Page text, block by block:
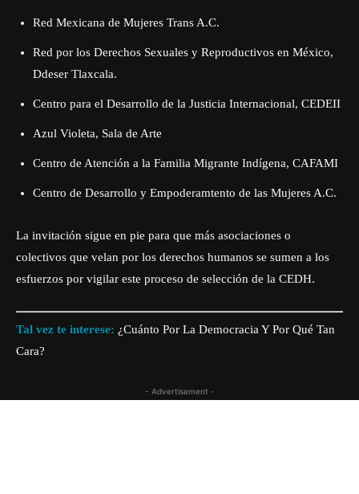
Red Mexicana de Mujeres Trans A.C.
Red por los Derechos Sexuales y Reproductivos en México,
Ddeser Tlaxcala.
Centro para el Desarrollo de la Justicia Internacional, CEDEII
Azul Violeta, Sala de Arte
Centro de Atención a la Familia Migrante Indígena, CAFAMI
Centro de Desarrollo y Empoderamtento de las Mujeres A.C.
La invitación sigue en pie para que más asociaciones o
colectivos que velan por los derechos humanos se sumen a los
esfuerzos por vigilar este proceso de selección de la CEDH.
Tal vez te interese: ¿Cuánto Por La Democracia Y Por Qué Tan
Cara?
- Advertisement -